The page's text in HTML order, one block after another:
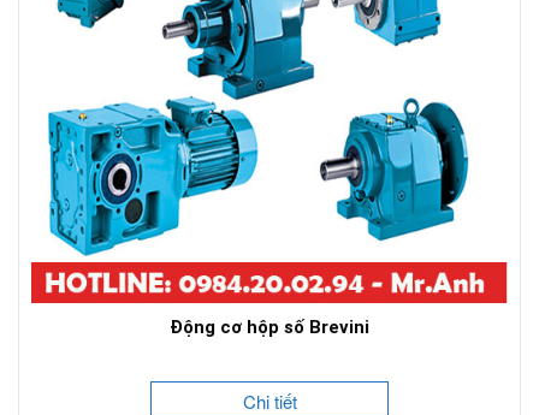
Động cơ hộp số Brevini
Chi tiết